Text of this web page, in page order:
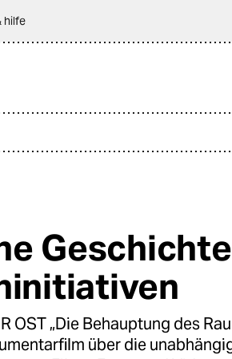
hilfe
OST „Die Behauptung des
über die